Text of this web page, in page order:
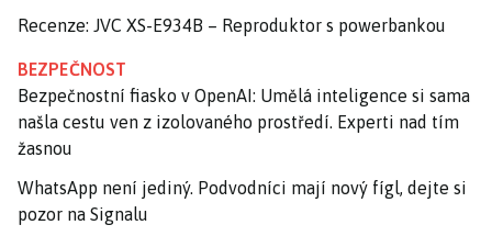
Recenze: JVC XS-E934B – Reproduktor s powerbankou
BEZPEČNOST
Bezpečnostní fiasko v OpenAI: Umělá inteligence si sama
našla cestu ven z izolovaného prostředí. Experti nad tím
žasnou
WhatsApp není jediný. Podvodníci mají nový fígl, dejte si
pozor na Signalu